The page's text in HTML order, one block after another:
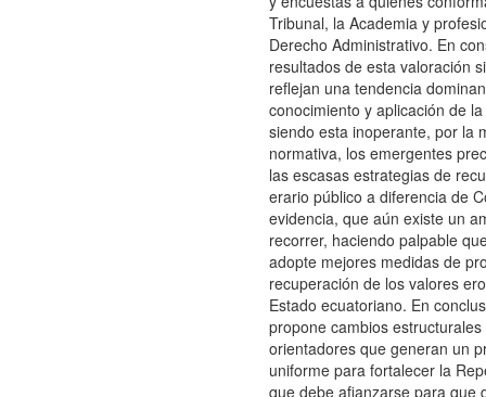
Tribunal, la Academia y
Derecho Administrativo. En
resultados de esta valoración
reflejan una tendencia
conocimiento y aplicación de
siendo esta inoperante, por la
normativa, los emergentes
las escasas estrategias de
erario público a diferencia de
evidencia, que aún existe un
recorrer, haciendo palpable
adopte mejores medidas de
recuperación de los valores
Estado ecuatoriano. En
propone cambios
orientadores que generan un
uniforme para fortalecer la
que debe afianzarse para que